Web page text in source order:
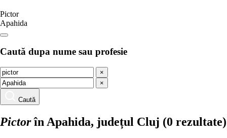
Pictor
Apahida
Caută dupa nume sau profesie
×
×
Caută
Pictorîn Apahida, județul Cluj (0 rezultate)